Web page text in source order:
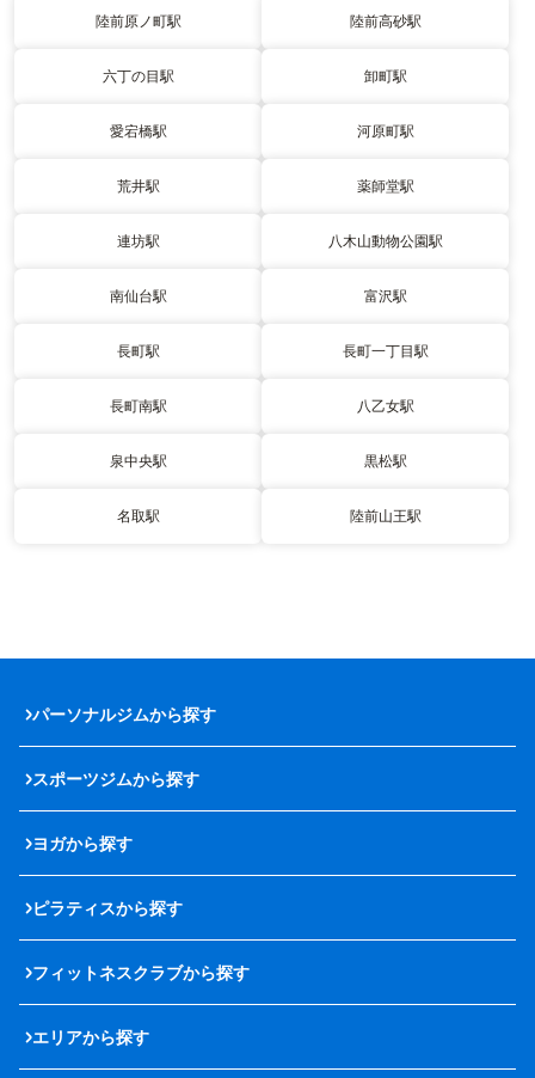
陸前原ノ町駅 陸前高砂駅
六丁の目駅 卸町駅
愛宕橋駅 河原町駅
荒井駅 薬師堂駅
連坊駅 八木山動物公園駅
南仙台駅 富沢駅
長町駅 長町一丁目駅
長町南駅 八乙女駅
泉中央駅 黒松駅
名取駅 陸前山王駅
パーソナルジムから探す
スポーツジムから探す
ヨガから探す
ピラティスから探す
フィットネスクラブから探す
エリアから探す